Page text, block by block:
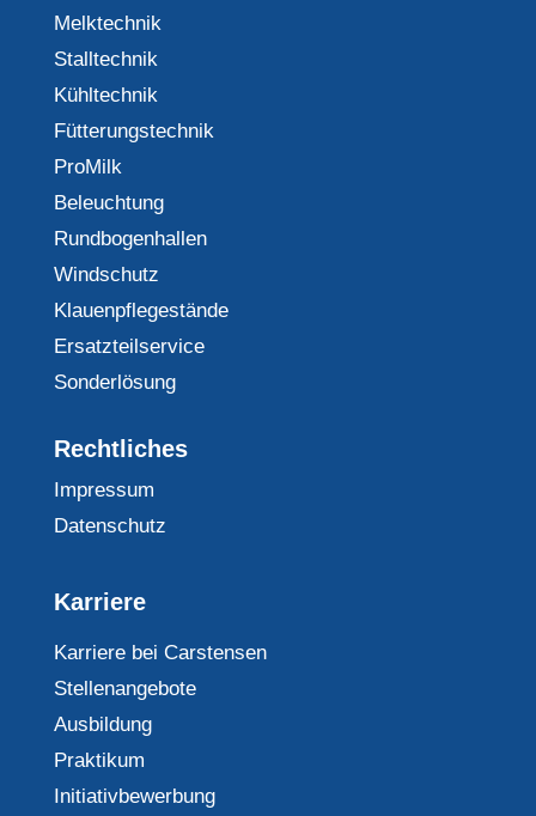
Melktechnik
Stalltechnik
Kühltechnik
Fütterungstechnik
ProMilk
Beleuchtung
Rundbogenhallen
Windschutz
Klauenpflegestände
Ersatzteilservice
Sonderlösung
Rechtliches
Impressum
Datenschutz
Karriere
Karriere bei Carstensen
Stellenangebote
Ausbildung
Praktikum
Initiativbewerbung